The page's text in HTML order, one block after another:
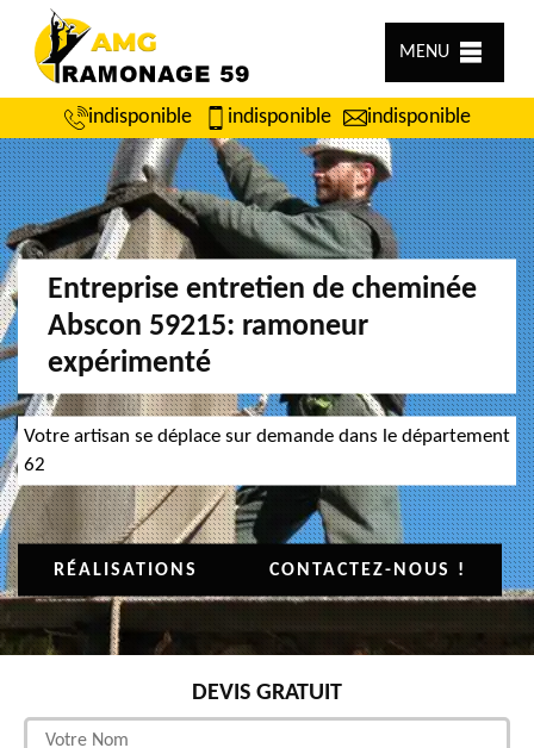
MENU
indisponible indisponible indisponible
Entreprise entretien de cheminée
Abscon 59215: ramoneur
expérimenté
Votre artisan se déplace sur demande dans le département
62
RÉALISATIONS CONTACTEZ-NOUS !
DEVIS GRATUIT